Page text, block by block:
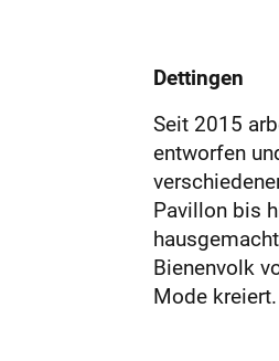
Dettingen
Seit 2015
entworfen
Pavillon bis
Bienenvolk
Mode kreiert.